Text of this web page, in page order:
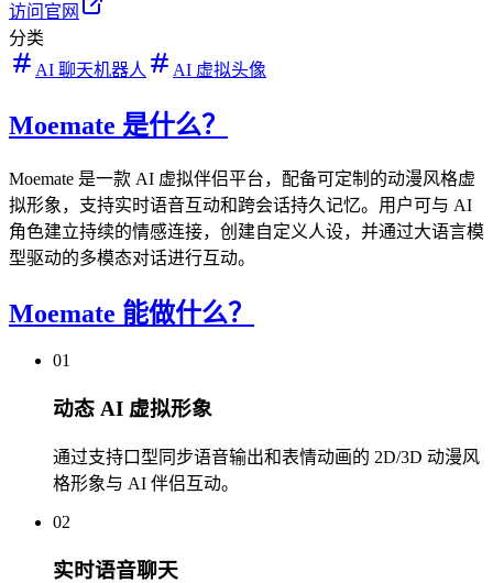
访问官网
分类
AI 聊天机器人
AI 虚拟头像
Moemate 是什么？
Moemate 是一款 AI 虚拟伴侣平台，配备可定制的动漫风格虚
拟形象，支持实时语音互动和跨会话持久记忆。用户可与 AI
角色建立持续的情感连接，创建自定义人设，并通过大语言模
型驱动的多模态对话进行互动。
Moemate 能做什么？
01
动态 AI 虚拟形象
通过支持口型同步语音输出和表情动画的 2D/3D 动漫风
格形象与 AI 伴侣互动。
02
实时语音聊天